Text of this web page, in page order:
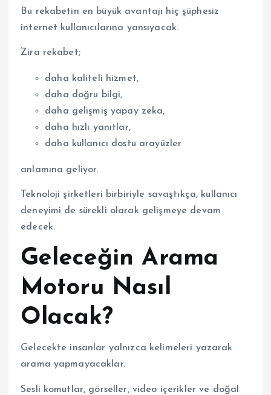
Bu rekabetin en büyük avantajı hiç şüphesiz
internet kullanıcılarına yansıyacak.
Zira rekabet;
daha kaliteli hizmet,
daha doğru bilgi,
daha gelişmiş yapay zeka,
daha hızlı yanıtlar,
daha kullanıcı dostu arayüzler
anlamına geliyor.
Teknoloji şirketleri birbiriyle savaştıkça, kullanıcı
deneyimi de sürekli olarak gelişmeye devam
edecek.
Geleceğin Arama
Motoru Nasıl
Olacak?
Gelecekte insanlar yalnızca kelimeleri yazarak
arama yapmayacaklar.
Sesli komutlar, görseller, video içerikler ve doğal